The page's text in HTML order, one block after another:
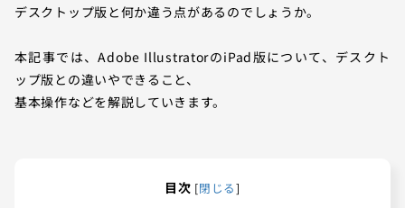
デスクトップ版と何か違う点があるのでしょうか。
本記事では、Adobe IllustratorのiPad版について、デスクト
ップ版との違いやできること、
基本操作などを解説していきます。
目次 [閉じる]